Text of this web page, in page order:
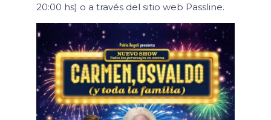
20:00 hs) o a través del sitio web Passline.